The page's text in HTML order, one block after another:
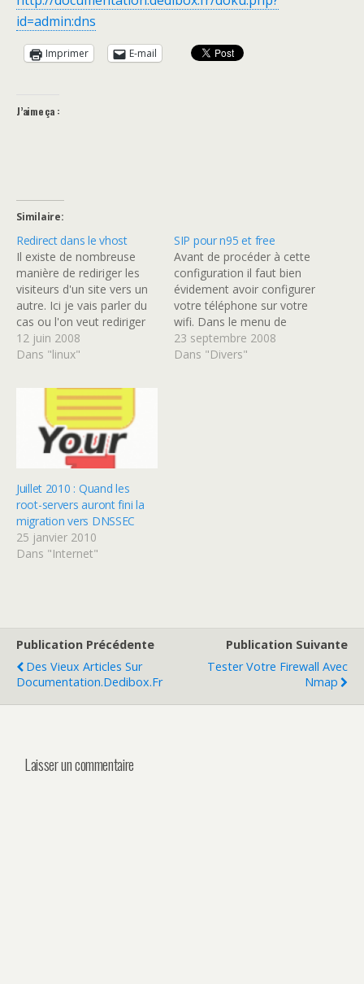
id=admin:dns
Imprimer E-mail
J’aime ça :
Similaire
Redirect dans le vhost
Il existe de nombreuse
manière de rediriger les
visiteurs d'un site vers un
autre. Ici je vais parler du
cas ou l'on veut rediriger
les visiteurs provenant
d'un nom de domaine
autre nom de domaine et
bien sur sans utiliser de
Frame. Je veux que…
12 juin 2008
Dans "linux"
SIP pour n95 et free
Avant de procéder à cette
configuration il faut bien
évidement avoir configurer
votre téléphone sur votre
wifi. Dans le menu de
configuration, choisissez
paramètres > connexion >
23 septembre 2008
Dans "Divers"
Juillet 2010 : Quand les
root-servers auront fini la
migration vers DNSSEC
25 janvier 2010
Dans "Internet"
Publication Précédente
Des Vieux Articles Sur
Documentation.dedibox.fr
Publication Suivante
Tester Votre Firewall Avec
Nmap
Laisser un commentaire